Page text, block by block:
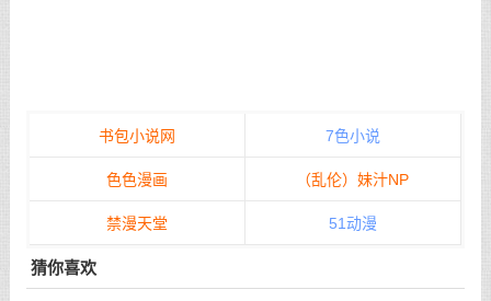
书包小说网 7色小说
色色漫画 （乱伦）妹汁NP
禁漫天堂 51动漫
猜你喜欢